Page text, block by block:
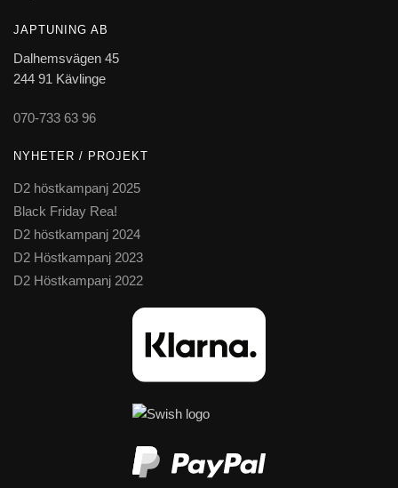
JAPTUNING AB
Dalhemsvägen 45
244 91 Kävlinge
070-733 63 96
NYHETER / PROJEKT
D2 höstkampanj 2025
Black Friday Rea!
D2 höstkampanj 2024
D2 Höstkampanj 2023
D2 Höstkampanj 2022